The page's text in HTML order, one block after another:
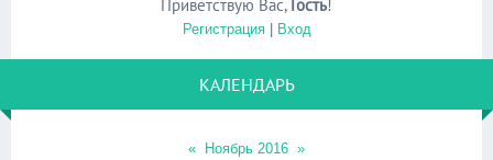
Приветствую Вас, Гость!
Регистрация| Вход
КАЛЕНДАРЬ
« Ноябрь 2016 »